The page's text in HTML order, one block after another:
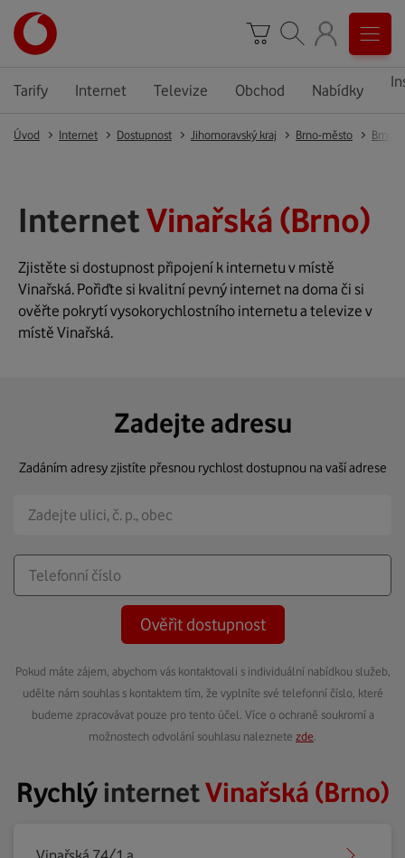
Tarify Internet Televize Obchod Nabídky
Úvod Internet Dostupnost Jihomoravský kraj Brno-město Brno
InternetVinařská (Brno)
Zjistěte si dostupnost připojení k internetu v místě
Vinařská. Pořiďte si kvalitní pevný internet na doma či si
ověřte pokrytí vysokorychlostního internetu a televize v
místě Vinařská.
Zadejte adresu
Zadáním adresy zjistíte přesnou rychlost dostupnou na vaší adrese
Ověřit dostupnost
Pokud máte zájem, abychom vás kontaktovali s individuální nabídkou služeb,
udělte nám souhlas s kontaktem tím, že vyplníte své telefonní číslo, které
budeme zpracovávat pouze pro tento účel. Více o ochraně soukromí a
možnostech odvolání souhlasu naleznete zde
RychlýinternetVinařská (Brno)